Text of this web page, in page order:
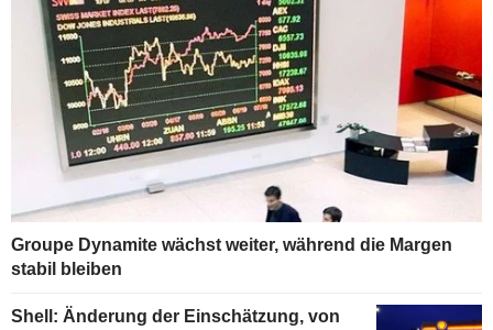
Groupe Dynamite wächst weiter, während die Margen
stabil bleiben
Shell: Änderung der Einschätzung, von